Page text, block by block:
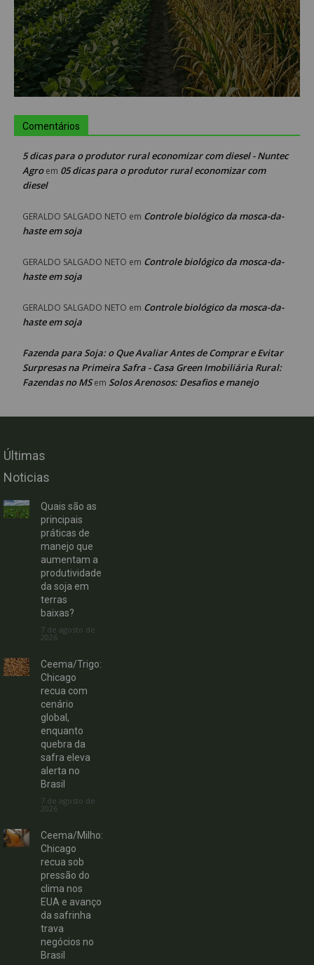
Comentários
5 dicas para o produtor rural economizar com diesel - Nuntec
Agroem 05 dicas para o produtor rural economizar com
diesel
GERALDO SALGADO NETO em Controle biológico da mosca-da-
haste em soja
GERALDO SALGADO NETO em Controle biológico da mosca-da-
haste em soja
GERALDO SALGADO NETO em Controle biológico da mosca-da-
haste em soja
Fazenda para Soja: o Que Avaliar Antes de Comprar e Evitar
Surpresas na Primeira Safra - Casa Green Imobiliária Rural:
Fazendas no MSem Solos Arenosos: Desafios e manejo
Últimas
Noticias
Quais são as
principais
práticas de
manejo que
aumentam a
produtividade
da soja em
terras
baixas?
7 de agosto de
2026
Ceema/Trigo:
Chicago
recua com
cenário
global,
enquanto
quebra da
safra eleva
alerta no
Brasil
7 de agosto de
2026
Ceema/Milho:
Chicago
recua sob
pressão do
clima nos
EUA e avanço
da safrinha
trava
negócios no
Brasil